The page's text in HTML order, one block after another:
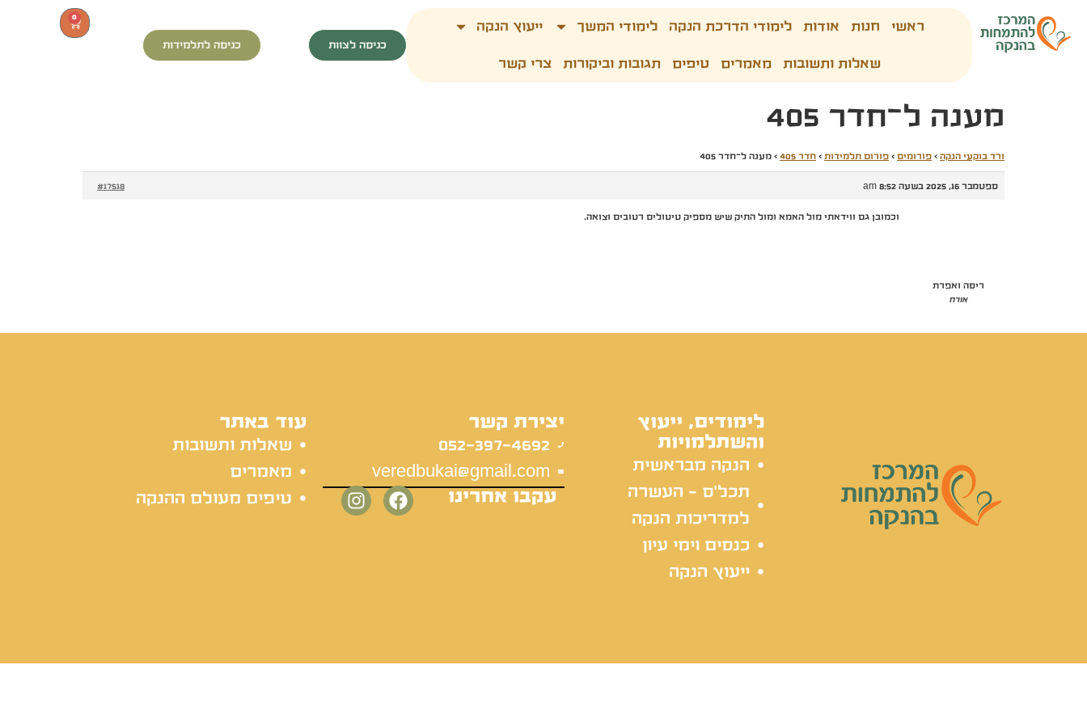
ראשי חנות אודות לימודי הדרכת הנקה לימודי המשך ייעוץ הנקה
שאלות ותשובות מאמרים טיפים תגובות וביקורות צרי קשר
כניסה לצוות כניסה לתלמידות
0
מענה ל־חדר 405
ורד בוקעי הנקה › פורומים › פורום תלמידות › חדר 405 › מענה ל־חדר 405
ספטמבר 16, 2025 בשעה 8:52 am #17518
ריסה ואפרת
אורח
וכמובן גם ווידאתי מול האמא ומול התיק שיש מספיק טיטולים רטובים וצואה.
לימודים, ייעוץ
והשתלמויות
הנקה מבראשית
תכל'ס - העשרה
למדריכות הנקה
כנסים וימי עיון
ייעוץ הנקה
יצירת קשר
052-397-4692
veredbukai@gmail.com
עקבו אחרינו
עוד באתר
שאלות ותשובות
מאמרים
טיפים מעולם ההנקה